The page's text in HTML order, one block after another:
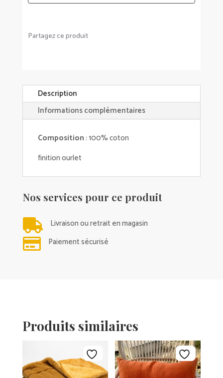
-
TAILLES
Partagez ce produit
Description
Informations complémentaires
Composition: 100% coton
finition ourlet
Nos services pour ce produit
 Livraison ou retrait en magasin
 Paiement sécurisé
Produits similaires